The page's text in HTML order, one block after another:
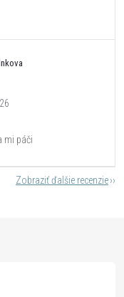
mi páči
Zobraziť ďalšie recenzie